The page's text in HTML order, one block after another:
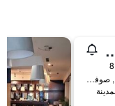
صوفيا
52, Hristo Botev Blvd., صوفيا, بلغاريا